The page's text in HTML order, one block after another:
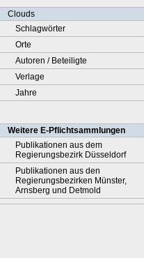
Clouds
Schlagwörter
Orte
Autoren / Beteiligte
Verlage
Jahre
Weitere E-Pflichtsammlungen
Publikationen aus dem
Regierungsbezirk Düsseldorf
Publikationen aus den
Regierungsbezirken Münster,
Arnsberg und Detmold